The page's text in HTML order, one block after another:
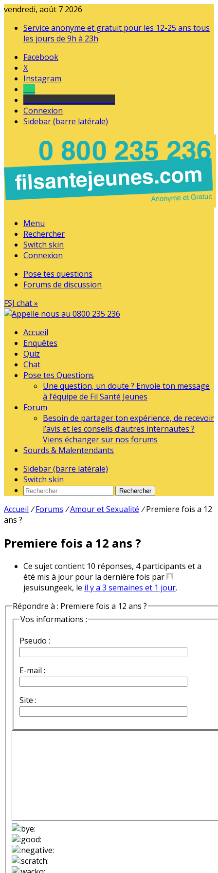
vendredi, août 7 2026
Service anonyme et gratuit pour les 12-25 ans tous
les jours de 9h à 23h
Facebook
X
Instagram
Connexion
Sidebar (barre latérale)
Menu
Rechercher
Switch skin
Connexion
Pose tes questions
Forums de discussion
FSJ chat »
Accueil
Enquêtes
Quiz
Chat
Pose tes Questions
Une question, un doute ? Envoie ton message
à l’équipe de Fil Santé Jeunes
Forum
Besoin de partager ton expérience, de recevoir
l’avis et les conseils d’autres internautes ?
Viens échanger sur nos forums
Sourds & Malentendants
Sidebar (barre latérale)
Switch skin
Rechercher
Accueil / Forums /Amour et Sexualité / Premiere fois a 12
ans ?
Premiere fois a 12 ans ?
Ce sujet contient 10 réponses, 4 participants et a
été mis à jour pour la dernière fois par
jesuisungeek, le il y a 3 semaines et 1 jour.
Répondre à : Premiere fois a 12 ans ?
Vos informations :
Pseudo :
E-mail :
Site :